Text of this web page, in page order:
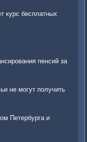
курс бесплатных
пенсий за
не могут получить
Петербурга и